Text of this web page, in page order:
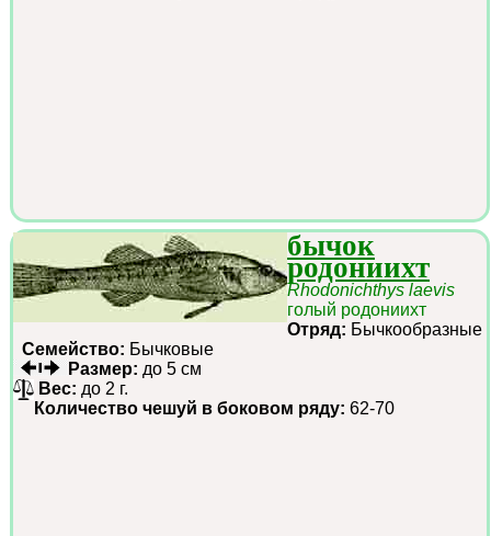
бычок
родониихт
Rhodonichthys laevis
голый родониихт
Отряд: Бычкообразные
Семейство: Бычковые
Размер: до 5 см
Вес: до 2 г.
Количество чешуй в боковом ряду: 62-70